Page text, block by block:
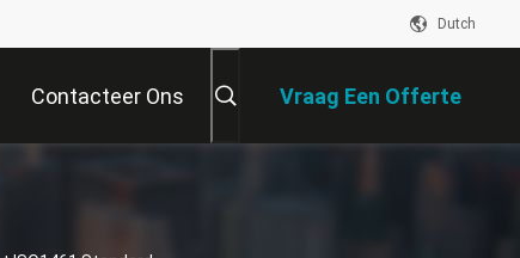
Dutch
Contacteer Ons Vraag Een Offerte